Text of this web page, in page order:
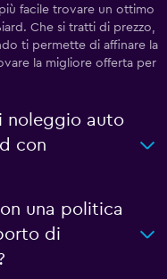
facile trovare un ottimo
Che si tratti di prezzo,
ti permette di affinare la
la migliore offerta per
noleggio auto
con
una politica
di